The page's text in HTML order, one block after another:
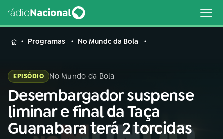
MENU
Buscar
na
Rádio
Nacional
Buscar
Programas No Mundo da Bola
EPISÓDIO No Mundo da Bola
Desembargador suspense
liminar e final da Taça
Guanabara terá 2 torcidas